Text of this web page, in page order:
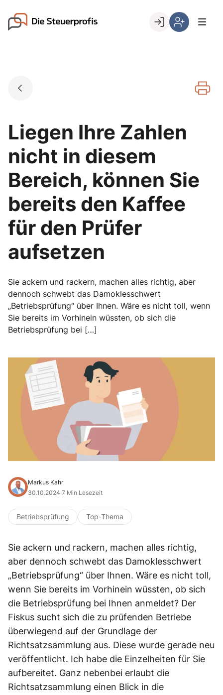
content
Go to landing page.
registrieren,
Kunde
Liegen Ihre Zahlen
nicht in diesem
Bereich, können Sie
bereits den Kaffee
für den Prüfer
aufsetzen
Sie ackern und rackern, machen alles richtig, aber
dennoch schwebt das Damoklesschwert
„Betriebsprüfung“ über Ihnen. Wäre es nicht toll, wenn
Sie bereits im Vorhinein wüssten, ob sich die
Betriebsprüfung bei […]
Markus Kahr
30.10.2024·7 Min Lesezeit
Betriebsprüfung Top-Thema
Sie ackern und rackern, machen alles richtig,
aber dennoch schwebt das Damoklesschwert
„Betriebsprüfung“ über Ihnen. Wäre es nicht toll,
wenn Sie bereits im Vorhinein wüssten, ob sich
die Betriebsprüfung bei Ihnen anmeldet? Der
Fiskus sucht sich die zu prüfenden Betriebe
überwiegend auf der Grundlage der
Richtsatzsammlung aus. Diese wurde gerade neu
veröffentlicht. Ich habe die Einzelheiten für Sie
aufbereitet. Ganz nebenbei erlaubt die
Richtsatzsammlung einen Blick in die